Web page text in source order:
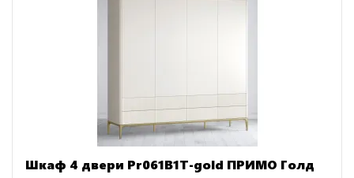
Шкаф 4 двери Pr061B1T-gold ПРИМО Голд